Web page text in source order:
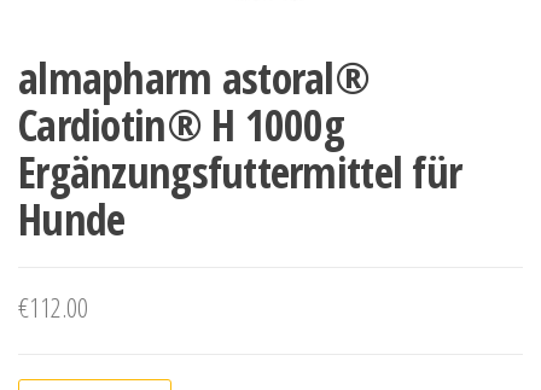
almapharm astoral®
Cardiotin® H 1000g
Ergänzungsfuttermittel für
Hunde
€112.00